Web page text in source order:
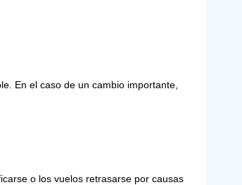
En el caso de un cambio importante,
o los vuelos retrasarse por causas